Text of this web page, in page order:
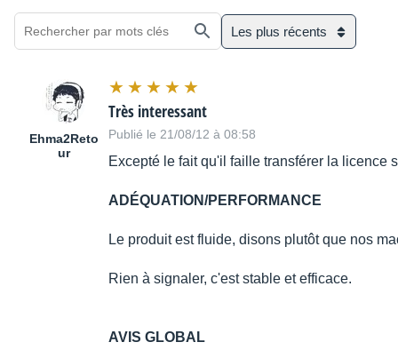
Les plus récents
Ehma2Reto
ur
Très interessant
Publié le 21/08/12 à 08:58
Excepté le fait qu'il faille transférer la licence
ADÉQUATION/PERFORMANCE
Le produit est fluide, disons plutôt que nos
Rien à signaler, c'est stable et efficace.
AVIS GLOBAL